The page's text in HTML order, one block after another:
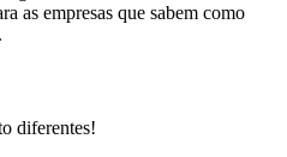
as empresas que sabem como
diferentes!